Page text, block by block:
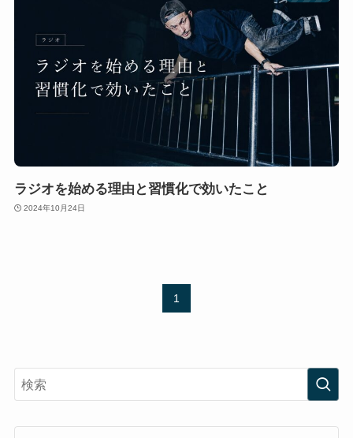
ラジオを始める理由と習慣化で効いたこと
2024年10月24日
1